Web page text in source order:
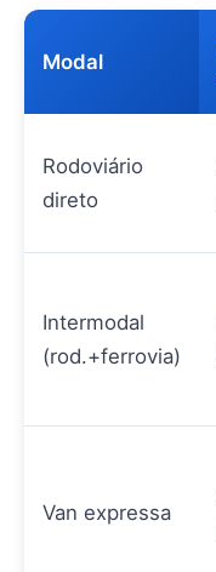
Modal
Rodoviário
direto
Intermodal
(rod.+ferrovia)
Van expressa